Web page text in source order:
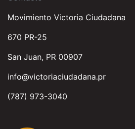
Movimiento Victoria Ciudadana
670 PR-25
San Juan, PR 00907
info@victoriaciudadana.pr
(787) 973-3040